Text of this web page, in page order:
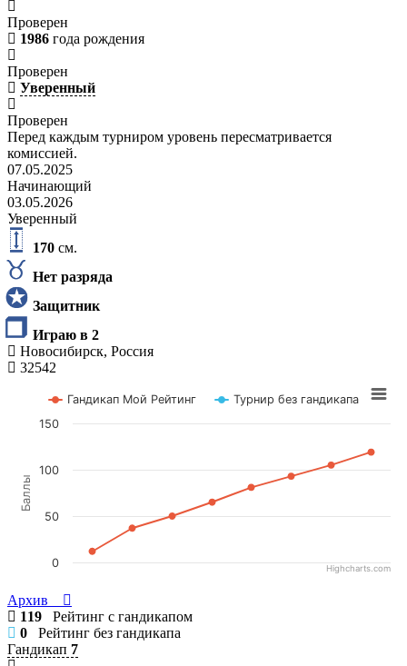
Проверен
1986 года рождения
Проверен
Уверенный
Проверен
Перед каждым турниром уровень пересматривается
комиссией.
07.05.2025
Начинающий
03.05.2026
Уверенный
170 см.
Нет разряда
Защитник
Играю в 2
Новосибирск, Россия
32542
Баллы
Гандикап Мой Рейтинг Турнир без гандикапа
0
50
100
150
Highcharts.com
Архив
119 Рейтинг с гандикапом
0 Рейтинг без гандикапа
Гандикап 7